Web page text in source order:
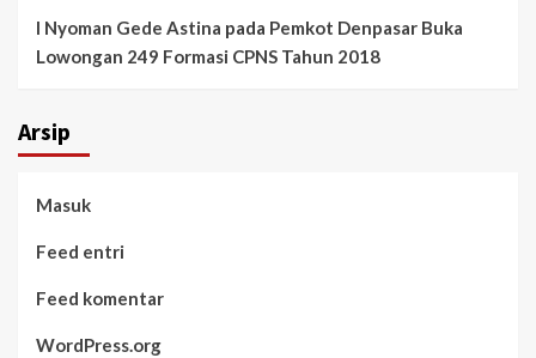
I Nyoman Gede Astina pada Pemkot Denpasar Buka
Lowongan 249 Formasi CPNS Tahun 2018
Arsip
Masuk
Feed entri
Feed komentar
WordPress.org